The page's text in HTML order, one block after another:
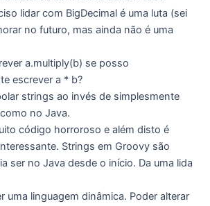
lidar com BigDecimal é uma luta (sei
no futuro, mas ainda não é uma
a.multiply(b) se posso
escrever a * b?
strings ao invés de simplesmente
no Java.
código horroroso e além disto é
Strings em Groovy são
ser no Java desde o início. Da uma lida
uma linguagem dinâmica. Poder alterar